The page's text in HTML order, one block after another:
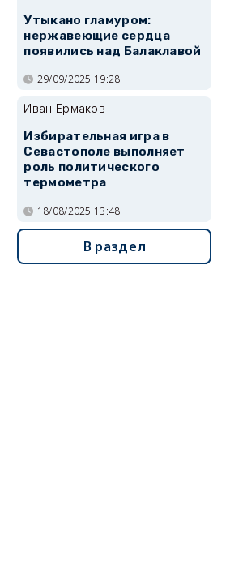
Утыкано гламуром:
нержавеющие сердца
появились над Балаклавой
29/09/2025 19:28
Иван Ермаков
Избирательная игра в
Севастополе выполняет
роль политического
термометра
18/08/2025 13:48
В раздел